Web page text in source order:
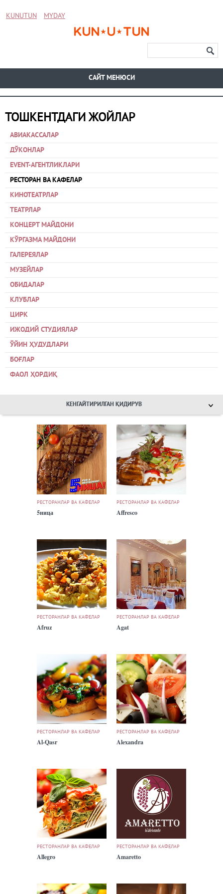
KUNUTUN MYDAY
CАЙТ МЕНЮСИ
ТОШКЕНТДАГИ ЖОЙЛАР
АВИАКАССАЛАР
ДЎКОНЛАР
EVENT-АГЕНТЛИКЛАРИ
РЕСТОРАН ВА КАФЕЛАР
КИНОТЕАТРЛАР
ТЕАТРЛАР
КОНЦЕРТ МАЙДОНИ
КЎРГАЗМА МАЙДОНИ
ГАЛЕРЕЯЛАР
МУЗЕЙЛАР
ОБИДАЛАР
КЛУБЛАР
ЦИРК
ИЖОДИЙ СТУДИЯЛАР
ЎЙИН ҲУДУДЛАРИ
БОҒЛАР
ФАОЛ ҲОРДИҚ
КЕНГАЙТИРИЛГАН ҚИДИРУВ
РЕСТОРАНЛАР ВА КАФЕЛАР
5ница
РЕСТОРАНЛАР ВА КАФЕЛАР
Affresco
РЕСТОРАНЛАР ВА КАФЕЛАР
Afruz
РЕСТОРАНЛАР ВА КАФЕЛАР
Agat
РЕСТОРАНЛАР ВА КАФЕЛАР
Al-Qasr
РЕСТОРАНЛАР ВА КАФЕЛАР
Alexandra
РЕСТОРАНЛАР ВА КАФЕЛАР
Allegro
РЕСТОРАНЛАР ВА КАФЕЛАР
Amaretto